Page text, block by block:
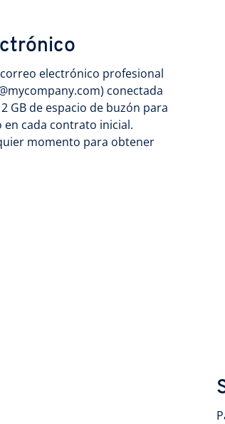
electrónico profesional
conectada
GB de espacio de buzón para
en cada contrato inicial.
momento para obtener